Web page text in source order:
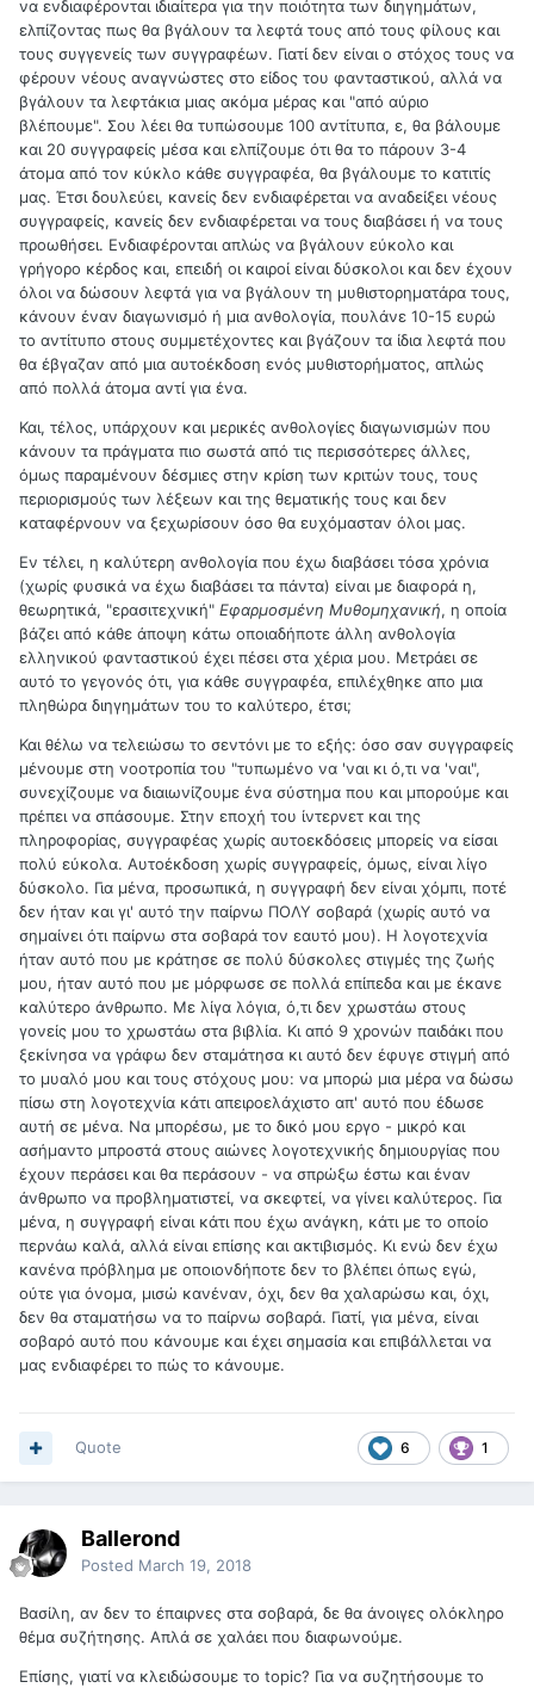
να ενδιαφέρονται ιδιαίτερα για την ποιότητα των διηγημάτων,
ελπίζοντας πως θα βγάλουν τα λεφτά τους από τους φίλους και
τους συγγενείς των συγγραφέων. Γιατί δεν είναι ο στόχος τους να
φέρουν νέους αναγνώστες στο είδος του φανταστικού, αλλά να
βγάλουν τα λεφτάκια μιας ακόμα μέρας και "από αύριο
βλέπουμε". Σου λέει θα τυπώσουμε 100 αντίτυπα, ε, θα βάλουμε
και 20 συγγραφείς μέσα και ελπίζουμε ότι θα το πάρουν 3-4
άτομα από τον κύκλο κάθε συγγραφέα, θα βγάλουμε το κατιτίς
μας. Έτσι δουλεύει, κανείς δεν ενδιαφέρεται να αναδείξει νέους
συγγραφείς, κανείς δεν ενδιαφέρεται να τους διαβάσει ή να τους
προωθήσει. Ενδιαφέρονται απλώς να βγάλουν εύκολο και
γρήγορο κέρδος και, επειδή οι καιροί είναι δύσκολοι και δεν έχουν
όλοι να δώσουν λεφτά για να βγάλουν τη μυθιστορηματάρα τους,
κάνουν έναν διαγωνισμό ή μια ανθολογία, πουλάνε 10-15 ευρώ
το αντίτυπο στους συμμετέχοντες και βγάζουν τα ίδια λεφτά που
θα έβγαζαν από μια αυτοέκδοση ενός μυθιστορήματος, απλώς
από πολλά άτομα αντί για ένα.
Και, τέλος, υπάρχουν και μερικές ανθολογίες διαγωνισμών που
κάνουν τα πράγματα πιο σωστά από τις περισσότερες άλλες,
όμως παραμένουν δέσμιες στην κρίση των κριτών τους, τους
περιορισμούς των λέξεων και της θεματικής τους και δεν
καταφέρνουν να ξεχωρίσουν όσο θα ευχόμασταν όλοι μας.
Εν τέλει, η καλύτερη ανθολογία που έχω διαβάσει τόσα χρόνια
(χωρίς φυσικά να έχω διαβάσει τα πάντα) είναι με διαφορά η,
θεωρητικά, "ερασιτεχνική" Εφαρμοσμένη Μυθομηχανική, η οποία
βάζει από κάθε άποψη κάτω οποιαδήποτε άλλη ανθολογία
ελληνικού φανταστικού έχει πέσει στα χέρια μου. Μετράει σε
αυτό το γεγονός ότι, για κάθε συγγραφέα, επιλέχθηκε απο μια
πληθώρα διηγημάτων του το καλύτερο, έτσι;
Και θέλω να τελειώσω το σεντόνι με το εξής: όσο σαν συγγραφείς
μένουμε στη νοοτροπία του "τυπωμένο να 'ναι κι ό,τι να 'ναι",
συνεχίζουμε να διαιωνίζουμε ένα σύστημα που και μπορούμε και
πρέπει να σπάσουμε. Στην εποχή του ίντερνετ και της
πληροφορίας, συγγραφέας χωρίς αυτοεκδόσεις μπορείς να είσαι
πολύ εύκολα. Αυτοέκδοση χωρίς συγγραφείς, όμως, είναι λίγο
δύσκολο. Για μένα, προσωπικά, η συγγραφή δεν είναι χόμπι, ποτέ
δεν ήταν και γι' αυτό την παίρνω ΠΟΛΥ σοβαρά (χωρίς αυτό να
σημαίνει ότι παίρνω στα σοβαρά τον εαυτό μου). Η λογοτεχνία
ήταν αυτό που με κράτησε σε πολύ δύσκολες στιγμές της ζωής
μου, ήταν αυτό που με μόρφωσε σε πολλά επίπεδα και με έκανε
καλύτερο άνθρωπο. Με λίγα λόγια, ό,τι δεν χρωστάω στους
γονείς μου το χρωστάω στα βιβλία. Κι από 9 χρονών παιδάκι που
ξεκίνησα να γράφω δεν σταμάτησα κι αυτό δεν έφυγε στιγμή από
το μυαλό μου και τους στόχους μου: να μπορώ μια μέρα να δώσω
πίσω στη λογοτεχνία κάτι απειροελάχιστο απ' αυτό που έδωσε
αυτή σε μένα. Να μπορέσω, με το δικό μου εργο - μικρό και
ασήμαντο μπροστά στους αιώνες λογοτεχνικής δημιουργίας που
έχουν περάσει και θα περάσουν - να σπρώξω έστω και έναν
άνθρωπο να προβληματιστεί, να σκεφτεί, να γίνει καλύτερος. Για
μένα, η συγγραφή είναι κάτι που έχω ανάγκη, κάτι με το οποίο
περνάω καλά, αλλά είναι επίσης και ακτιβισμός. Κι ενώ δεν έχω
κανένα πρόβλημα με οποιονδήποτε δεν το βλέπει όπως εγώ,
ούτε για όνομα, μισώ κανέναν, όχι, δεν θα χαλαρώσω και, όχι,
δεν θα σταματήσω να το παίρνω σοβαρά. Γιατί, για μένα, είναι
σοβαρό αυτό που κάνουμε και έχει σημασία και επιβάλλεται να
μας ενδιαφέρει το πώς το κάνουμε.
6 1
Quote
Ballerond
Posted March 19, 2018
Βασίλη, αν δεν το έπαιρνες στα σοβαρά, δε θα άνοιγες ολόκληρο
θέμα συζήτησης. Απλά σε χαλάει που διαφωνούμε.
Επίσης, γιατί να κλειδώσουμε το topic? Για να συζητήσουμε το